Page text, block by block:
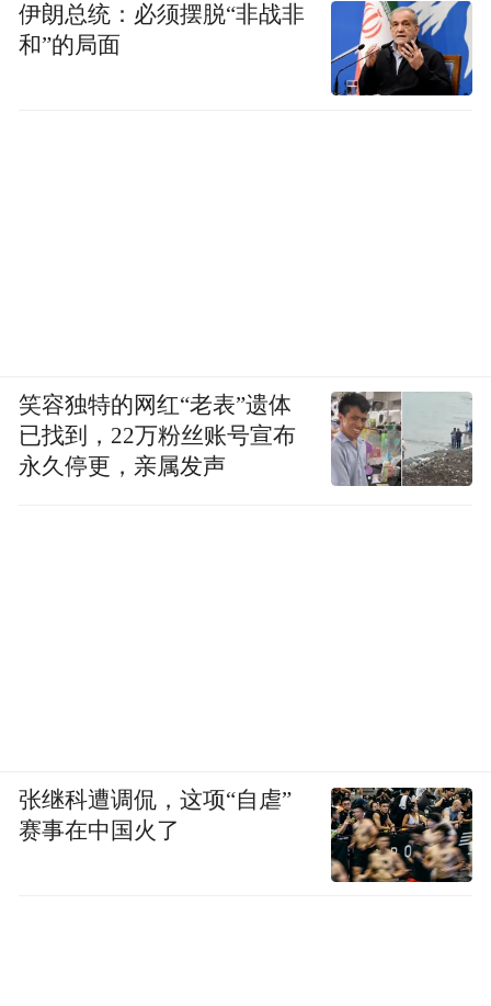
伊朗总统：必须摆脱“非战非
和”的局面
笑容独特的网红“老表”遗体
已找到，22万粉丝账号宣布
永久停更，亲属发声
张继科遭调侃，这项“自虐”
赛事在中国火了